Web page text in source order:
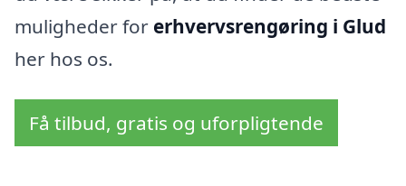
muligheder for erhvervsrengøring i Glud
her hos os.
Få tilbud, gratis og uforpligtende